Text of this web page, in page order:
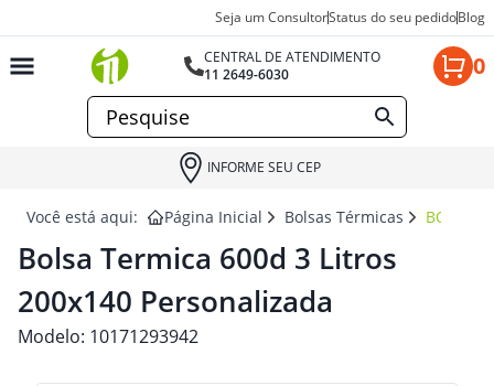
Seja um ConsultorStatus do seu pedidoBlog
CENTRAL DE ATENDIMENTO
11 2649-6030
0
INFORME SEU CEP
Você está aqui: Página Inicial Bolsas Térmicas BOLSA
Bolsa Termica 600d 3 Litros
200x140 Personalizada
Modelo: 10171293942